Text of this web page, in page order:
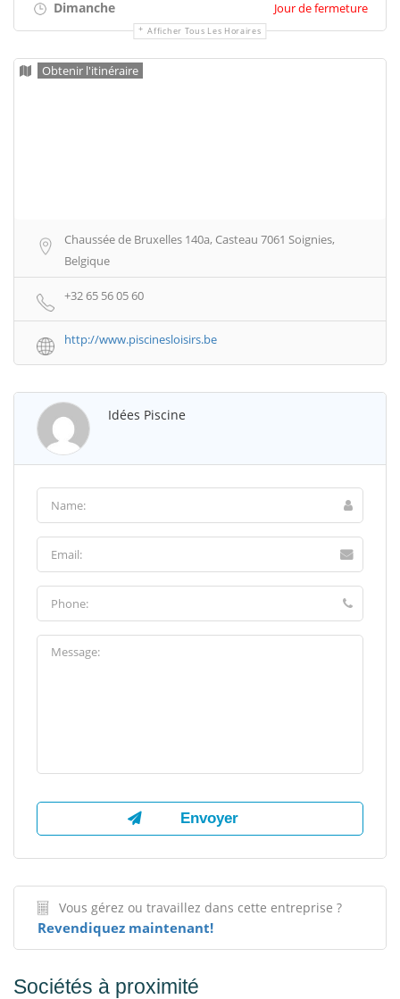
Dimanche Jour de fermeture
Afficher Tous Les Horaires
Obtenir l'itinéraire
Chaussée de Bruxelles 140a, Casteau 7061 Soignies,
Belgique
+32 65 56 05 60
http://www.piscinesloisirs.be
Idées Piscine
Vous gérez ou travaillez dans cette entreprise ?
Revendiquez maintenant!
Sociétés à proximité